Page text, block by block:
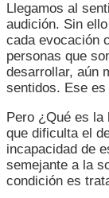
Llegamos al
audición. Sin
cada evocación
personas que
desarrollar, aún
sentidos. Ese
Pero ¿Qué es
que dificulta el
incapacidad de
semejante a la
condición es